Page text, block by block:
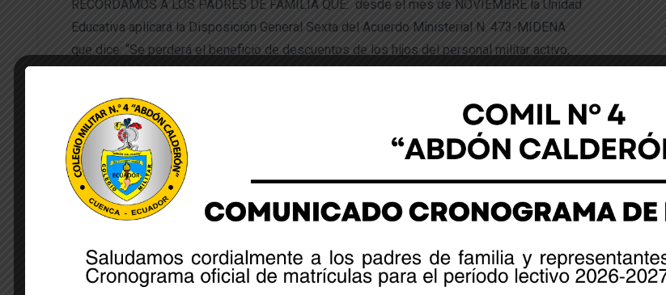
RECORDAMOS A LOS PADRES DE FAMILIA QUE: desde el mes de NOVIEMBRE la Unidad
Educativa aplicará la Disposición General Sexta del Acuerdo Ministerial N. 473-MIDENA
que dice: “Se perderá el beneficio de descuentos de los hijos del personal militar activo,
servidores y trabajadores públicos de Fuerzas Armadas y personal civil, cuando incurran en
un retraso de dos meses consecutivos en el pago de pensiones.”
Share: